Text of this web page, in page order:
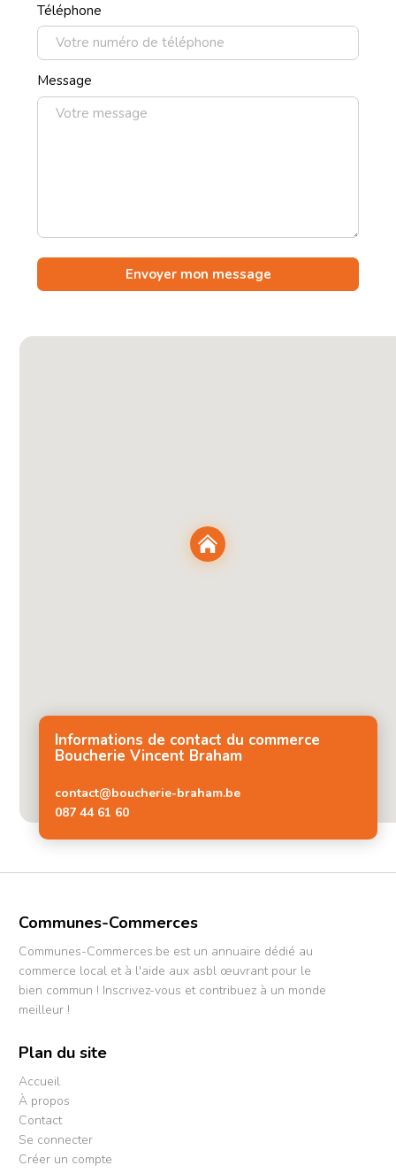
Téléphone
Message
Informations de contact du commerce
Boucherie Vincent Braham
contact@boucherie-braham.be
087 44 61 60
Communes-Commerces
Communes-Commerces.be est un annuaire dédié au
commerce local et à l'aide aux asbl œuvrant pour le
bien commun ! Inscrivez-vous et contribuez à un monde
meilleur !
Plan du site
Accueil
À propos
Contact
Se connecter
Créer un compte